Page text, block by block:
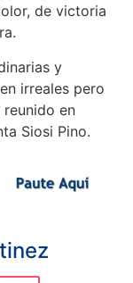
de victoria
y
irreales pero
reunido en
Siosi Pino.